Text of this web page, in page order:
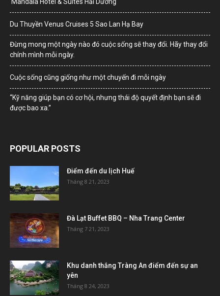
Mandala Hotel & Suites Hải Dương
Du Thuyền Venus Cruises 5 Sao Lan Hạ Bay
Đừng mong một ngày nào đó cuộc sống sẽ thay đổi. Hãy thay đổi
chính mình mỗi ngày.
Cuộc sống cũng giống như một chuyến đi mỗi ngày
“Kỹ năng giúp bạn có cơ hội, nhưng thái độ quyết định bạn sẽ đi
được bao xa.”
POPULAR POSTS
Điểm đến du lịch Huế
Tháng 8 21, 2023
Đà Lạt Buffet BBQ – Nha Trang Center
Tháng 7 21, 2023
Khu danh thắng Tràng An điểm đến sự an
yên
Tháng 8 24, 2023